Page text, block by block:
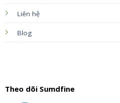
Liên hệ
Blog
Theo dõi Sumdfine